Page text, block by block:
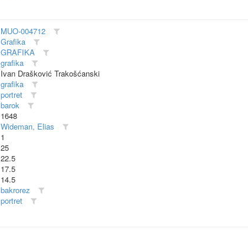
MUO-004712
Grafika
GRAFIKA
grafika
Ivan Drašković Trakošćanski
grafika
portret
barok
1648
Wideman, Elias
1
25
22.5
17.5
14.5
bakrorez
portret